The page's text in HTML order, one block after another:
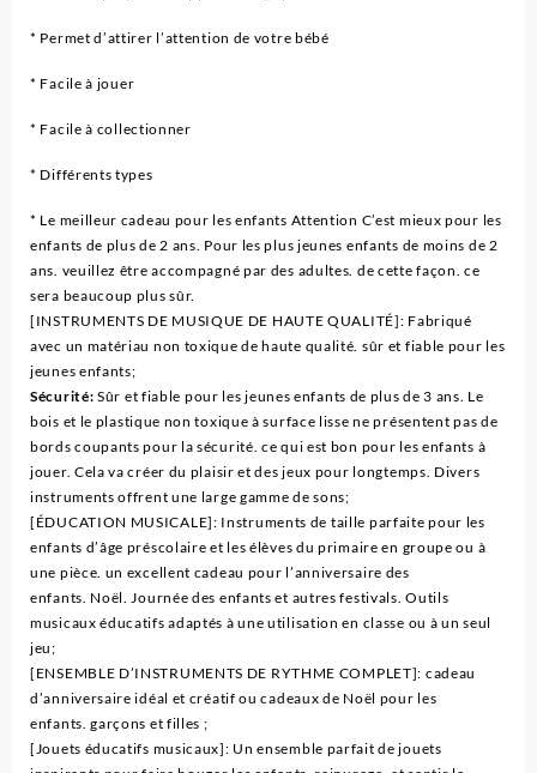
* Permet d’attirer l’attention de votre bébé
* Facile à jouer
* Facile à collectionner
* Différents types
* Le meilleur cadeau pour les enfants Attention C’est mieux pour les
enfants de plus de 2 ans. Pour les plus jeunes enfants de moins de 2
ans. veuillez être accompagné par des adultes. de cette façon. ce
sera beaucoup plus sûr.
[INSTRUMENTS DE MUSIQUE DE HAUTE QUALITÉ]: Fabriqué
avec un matériau non toxique de haute qualité. sûr et fiable pour les
jeunes enfants;
Sécurité: Sûr et fiable pour les jeunes enfants de plus de 3 ans. Le
bois et le plastique non toxique à surface lisse ne présentent pas de
bords coupants pour la sécurité. ce qui est bon pour les enfants à
jouer. Cela va créer du plaisir et des jeux pour longtemps. Divers
instruments offrent une large gamme de sons;
[ÉDUCATION MUSICALE]: Instruments de taille parfaite pour les
enfants d’âge préscolaire et les élèves du primaire en groupe ou à
une pièce. un excellent cadeau pour l’anniversaire des
enfants. Noël. Journée des enfants et autres festivals. Outils
musicaux éducatifs adaptés à une utilisation en classe ou à un seul
jeu;
[ENSEMBLE D’INSTRUMENTS DE RYTHME COMPLET]: cadeau
d’anniversaire idéal et créatif ou cadeaux de Noël pour les
enfants. garçons et filles ;
[Jouets éducatifs musicaux]: Un ensemble parfait de jouets